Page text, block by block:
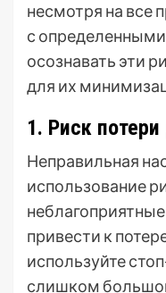
несмотря на все
с
осознавать эти
для их
1. Риск
Неправильная
использование
привести к
используйте
слишком